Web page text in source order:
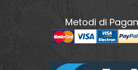
Metodi di